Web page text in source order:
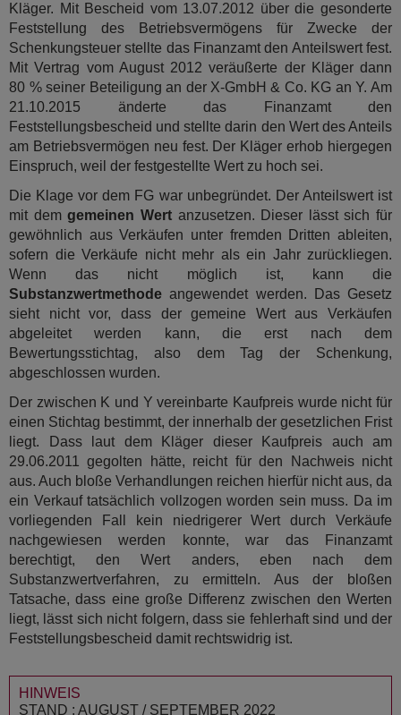
Kläger. Mit Bescheid vom 13.07.2012 über die gesonderte
Feststellung des Betriebsvermögens für Zwecke der
Schenkungsteuer stellte das Finanzamt den Anteilswert fest.
Mit Vertrag vom August 2012 veräußerte der Kläger dann
80 % seiner Beteiligung an der X-GmbH & Co. KG an Y. Am
21.10.2015 änderte das Finanzamt den
Feststellungsbescheid und stellte darin den Wert des Anteils
am Betriebsvermögen neu fest. Der Kläger erhob hiergegen
Einspruch, weil der festgestellte Wert zu hoch sei.
Die Klage vor dem FG war unbegründet. Der Anteilswert ist
mit demgemeinen Wertanzusetzen. Dieser lässt sich für
gewöhnlich aus Verkäufen unter fremden Dritten ableiten,
sofern die Verkäufe nicht mehr als ein Jahr zurückliegen.
Wenn das nicht möglich ist, kann die
Substanzwertmethodeangewendet werden. Das Gesetz
sieht nicht vor, dass der gemeine Wert aus Verkäufen
abgeleitet werden kann, die erst nach dem
Bewertungsstichtag, also dem Tag der Schenkung,
abgeschlossen wurden.
Der zwischen K und Y vereinbarte Kaufpreis wurde nicht für
einen Stichtag bestimmt, der innerhalb der gesetzlichen Frist
liegt. Dass laut dem Kläger dieser Kaufpreis auch am
29.06.2011 gegolten hätte, reicht für den Nachweis nicht
aus. Auch bloße Verhandlungen reichen hierfür nicht aus, da
ein Verkauf tatsächlich vollzogen worden sein muss. Da im
vorliegenden Fall kein niedrigerer Wert durch Verkäufe
nachgewiesen werden konnte, war das Finanzamt
berechtigt, den Wert anders, eben nach dem
Substanzwertverfahren, zu ermitteln. Aus der bloßen
Tatsache, dass eine große Differenz zwischen den Werten
liegt, lässt sich nicht folgern, dass sie fehlerhaft sind und der
Feststellungsbescheid damit rechtswidrig ist.
HINWEIS
STAND : AUGUST / SEPTEMBER 2022